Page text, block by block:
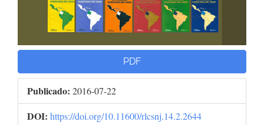
PDF
Publicado: 2016-07-22
DOI: https://doi.org/10.11600/rlcsnj.14.2.2644